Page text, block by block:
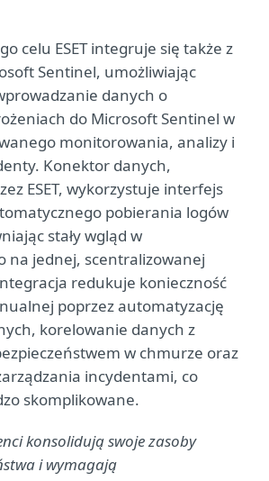
celu ESET integruje się także z
Sentinel, umożliwiając
danych o
do Microsoft Sentinel w
monitorowania, analizy i
Konektor danych,
ESET, wykorzystuje interfejs
pobierania logów
stały wgląd w
na jednej, scentralizowanej
redukuje konieczność
poprzez automatyzację
korelowanie danych z
w chmurze oraz
incydentami, co
skomplikowane.
konsolidują swoje zasoby
i wymagają